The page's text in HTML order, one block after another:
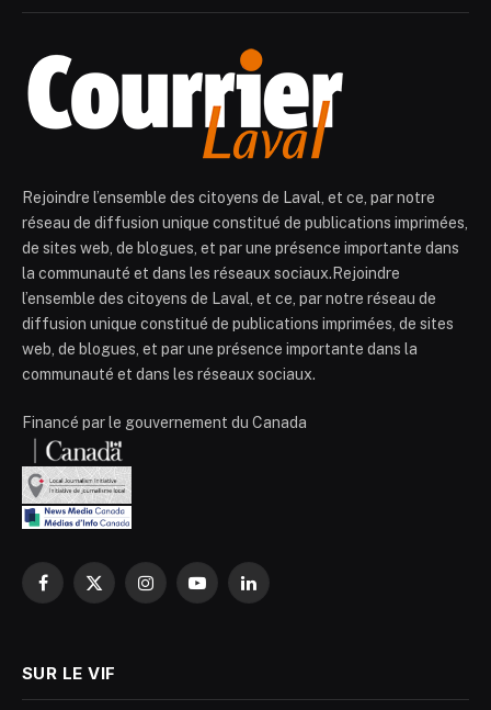
Rejoindre l’ensemble des citoyens de Laval, et ce, par notre
réseau de diffusion unique constitué de publications imprimées,
de sites web, de blogues, et par une présence importante dans
la communauté et dans les réseaux sociaux.Rejoindre
l’ensemble des citoyens de Laval, et ce, par notre réseau de
diffusion unique constitué de publications imprimées, de sites
web, de blogues, et par une présence importante dans la
communauté et dans les réseaux sociaux.
Financé par le gouvernement du Canada
Facebook
X
InstagramYouTubeLinkedIn
SUR LE VIF